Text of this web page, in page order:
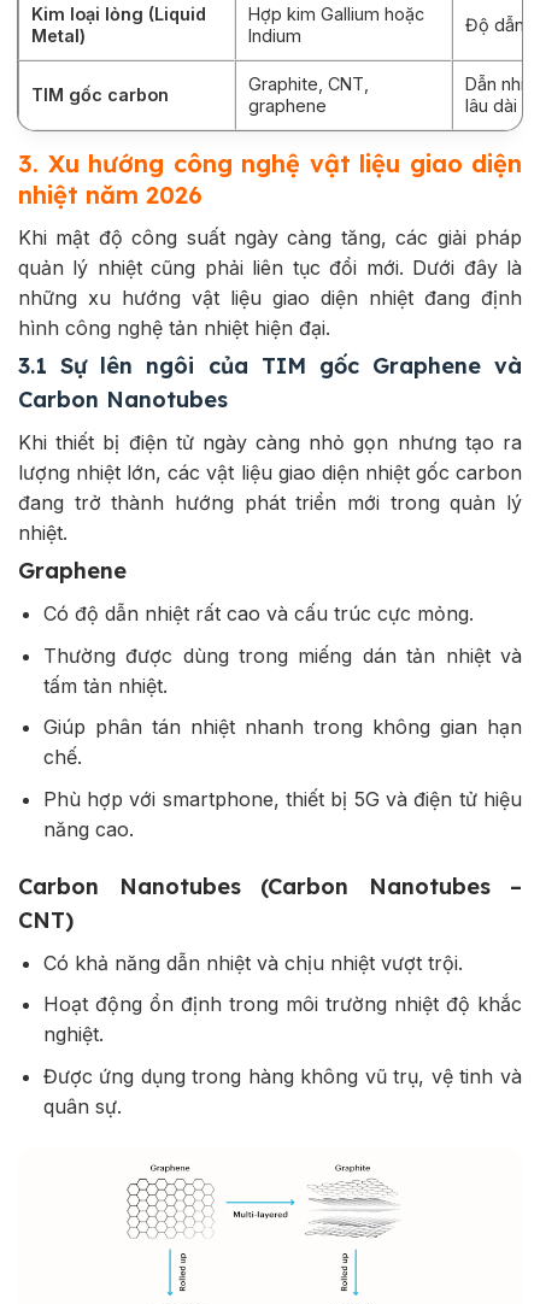
Kim loại lỏng (Liquid
Metal)
Hợp kim Gallium hoặc
Indium
Độ dẫn
TIM gốc carbon
Graphite, CNT,
graphene
Dẫn
lâu dài
3. Xu hướng công nghệ vật liệu giao diện
nhiệt năm 2026
Khi mật độ công suất ngày càng tăng, các giải pháp
quản lý nhiệt cũng phải liên tục đổi mới. Dưới đây là
những xu hướng vật liệu giao diện nhiệt đang định
hình công nghệ tản nhiệt hiện đại.
3.1 Sự lên ngôi của TIM gốc Graphene và
Carbon Nanotubes
Khi thiết bị điện tử ngày càng nhỏ gọn nhưng tạo ra
lượng nhiệt lớn, các vật liệu giao diện nhiệt gốc carbon
đang trở thành hướng phát triển mới trong quản lý
nhiệt.
Graphene
Có độ dẫn nhiệt rất cao và cấu trúc cực mỏng.
Thường được dùng trong miếng dán tản nhiệt và
tấm tản nhiệt.
Giúp phân tán nhiệt nhanh trong không gian hạn
chế.
Phù hợp với smartphone, thiết bị 5G và điện tử hiệu
năng cao.
Carbon Nanotubes (Carbon Nanotubes –
CNT)
Có khả năng dẫn nhiệt và chịu nhiệt vượt trội.
Hoạt động ổn định trong môi trường nhiệt độ khắc
nghiệt.
Được ứng dụng trong hàng không vũ trụ, vệ tinh và
quân sự.